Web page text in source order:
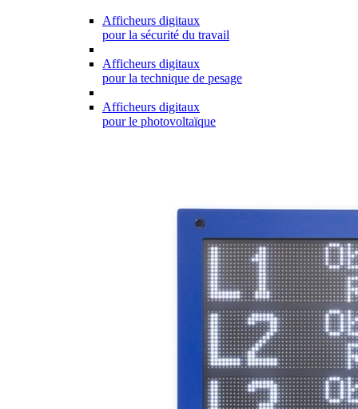
Afficheurs digitaux
pour la sécurité du travail
Afficheurs digitaux
pour la technique de pesage
Afficheurs digitaux
pour le photovoltaïque